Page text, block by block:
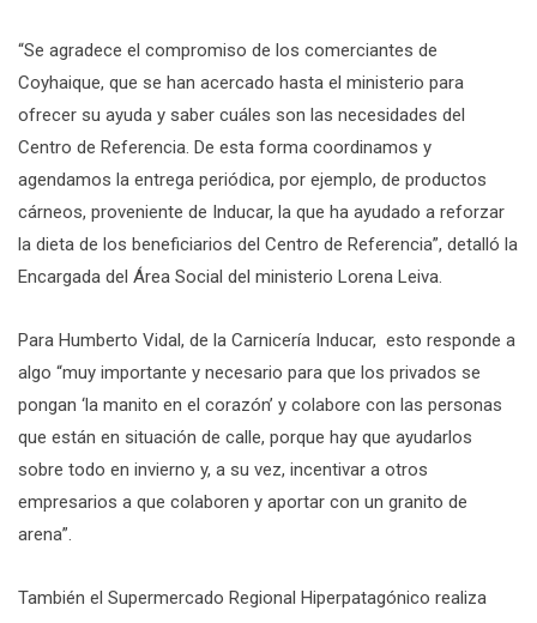
“Se agradece el compromiso de los comerciantes de
Coyhaique, que se han acercado hasta el ministerio para
ofrecer su ayuda y saber cuáles son las necesidades del
Centro de Referencia. De esta forma coordinamos y
agendamos la entrega periódica, por ejemplo, de productos
cárneos, proveniente de Inducar, la que ha ayudado a reforzar
la dieta de los beneficiarios del Centro de Referencia”, detalló la
Encargada del Área Social del ministerio Lorena Leiva.
Para Humberto Vidal, de la Carnicería Inducar, esto responde a
algo “muy importante y necesario para que los privados se
pongan ‘la manito en el corazón’ y colabore con las personas
que están en situación de calle, porque hay que ayudarlos
sobre todo en invierno y, a su vez, incentivar a otros
empresarios a que colaboren y aportar con un granito de
arena”.
También el Supermercado Regional Hiperpatagónico realiza